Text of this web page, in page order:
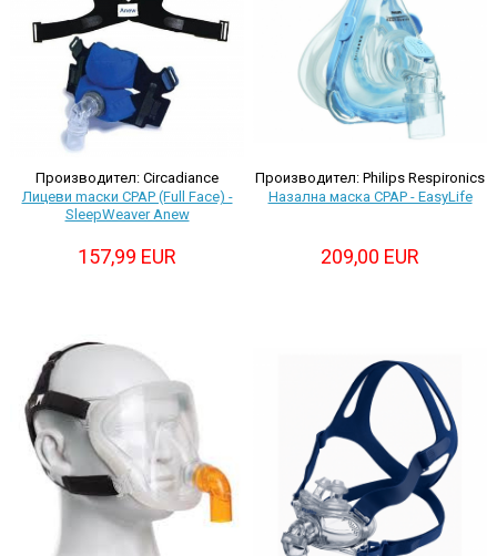
Производител: Circadiance
Лицеви mаски CPAP (Full Face) -
SleepWeaver Anew
157,99 EUR
Производител: Philips Respironics
Назална маска CPAP - EasyLife
209,00 EUR